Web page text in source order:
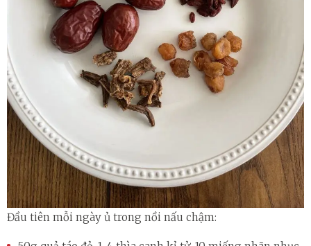
Đầu tiên mỗi ngày ủ trong nồi nấu chậm: